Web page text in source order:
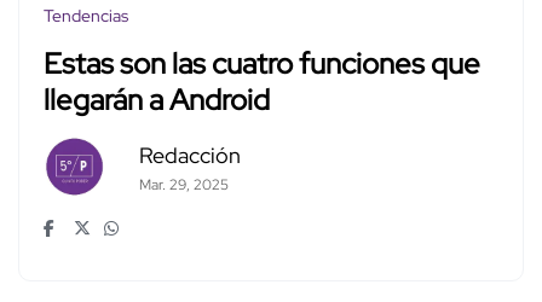
Tendencias
Estas son las cuatro funciones que
llegarán a Android
Redacción
Mar. 29, 2025